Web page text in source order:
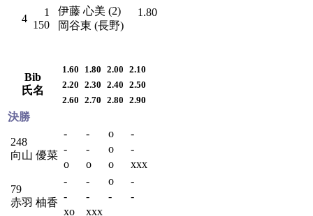
4
1
150
伊藤 心美 (2)
岡谷東 (長野)
1.80
Bib
氏名
1.60 1.80 2.00 2.10
2.20 2.30 2.40 2.50
2.60 2.70 2.80 2.90
決勝
248
向山 優菜
- - o
-
-
- o
-
o
o o xxx
79
赤羽 柚香
- - o
-
-
- -
-
xo
xxx